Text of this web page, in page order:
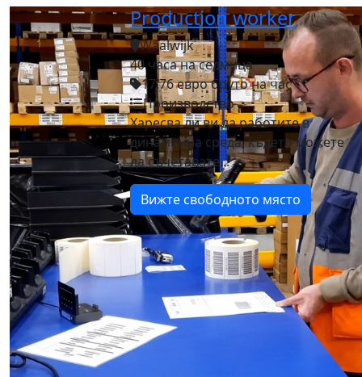
Production worker
Waalwijk
40 часа на седмица
17.76 евро бруто на час
Производство
Харесва ли ви да работите в
динамична среда, където можете
да съчетавате...
Вижте свободното място